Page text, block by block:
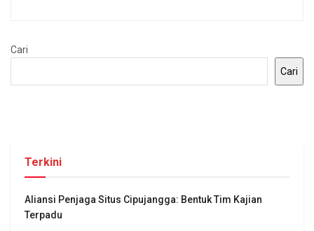
Cari
Cari
Terkini
Aliansi Penjaga Situs Cipujangga: Bentuk Tim Kajian
Terpadu